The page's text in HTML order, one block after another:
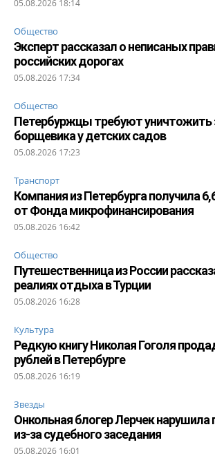
05.08.2026 18:14
Общество
Эксперт рассказал о неписаных
российских дорогах
05.08.2026 17:34
Общество
Петербуржцы требуют уничтожить
борщевика у детских садов
05.08.2026 17:23
Транспорт
Компания из Петербурга получила
от Фонда микрофинансирования
05.08.2026 16:42
Общество
Путешественница из России
реалиях отдыха в Турции
05.08.2026 16:28
Культура
Редкую книгу Николая Гоголя
рублей в Петербурге
05.08.2026 16:19
Звезды
Онкольная блогер Лерчек нарушила
из-за судебного заседания
05.08.2026 16:01